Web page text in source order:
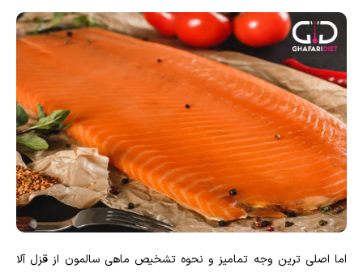
اما اصلی ترین وجه تمامیز و نحوه تشخیص ماهی سالمون از قزل آلا